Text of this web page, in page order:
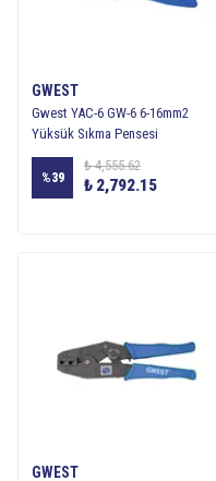
GWEST
Gwest YAC-6 GW-6 6-16mm2
Yüksük Sıkma Pensesi
%39
₺ 4,555.62
₺ 2,792.15
GWEST